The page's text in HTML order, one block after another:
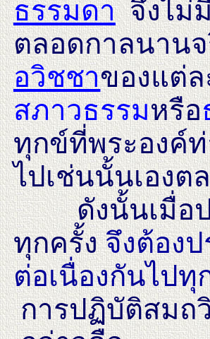
ธรรมดาจึงไม่มี
ตลอดกาลนาน
อวิชชาของแต่
สภาวธรรมหรือ
ทุกข์ที่พระองค์
ไปเช่นนั้นเองต
ดังนั้นเมื่อปฏิ
ทุกครั้งจึงต้อง
ต่อเนื่องกันไปทุ
การปฏิบัติสมถ